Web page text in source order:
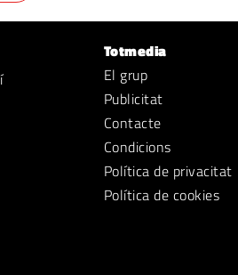
Totmedia
El grup
Publicitat
Contacte
Condicions
Política de privacitat
Política de cookies